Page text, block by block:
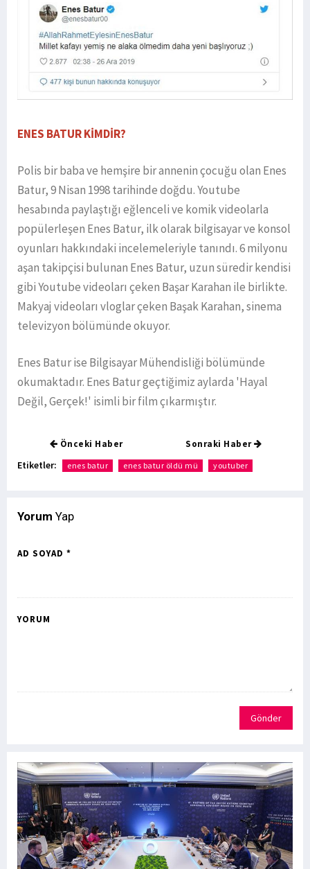
ENES BATUR KİMDİR?
Polis bir baba ve hemşire bir annenin çocuğu olan Enes
Batur, 9 Nisan 1998 tarihinde doğdu. Youtube
hesabında paylaştığı eğlenceli ve komik videolarla
popülerleşen Enes Batur, ilk olarak bilgisayar ve konsol
oyunları hakkındaki incelemeleriyle tanındı. 6 milyonu
aşan takipçisi bulunan Enes Batur, uzun süredir kendisi
gibi Youtube videoları çeken Başar Karahan ile birlikte.
Makyaj videoları vloglar çeken Başak Karahan, sinema
televizyon bölümünde okuyor.
Enes Batur ise Bilgisayar Mühendisliği bölümünde
okumaktadır. Enes Batur geçtiğimiz aylarda 'Hayal
Değil, Gerçek!' isimli bir film çıkarmıştır.
Önceki Haber Sonraki Haber
Etiketler: enes batur enes batur öldü mü youtuber
Yorum Yap
AD SOYAD *
YORUM
Gönder